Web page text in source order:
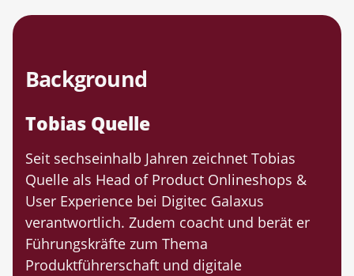
Background
Tobias Quelle
Seit sechseinhalb Jahren zeichnet Tobias
Quelle als Head of Product Onlineshops &
User Experience bei Digitec Galaxus
verantwortlich. Zudem coacht und berät er
Führungskräfte zum Thema
Produktführerschaft und digitale